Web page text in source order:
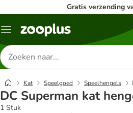
Gratis verzending
Menu
Zoeken
naar
producten
Kat Speelgoed Speelhengels
DC Superman kat
1 Stuk